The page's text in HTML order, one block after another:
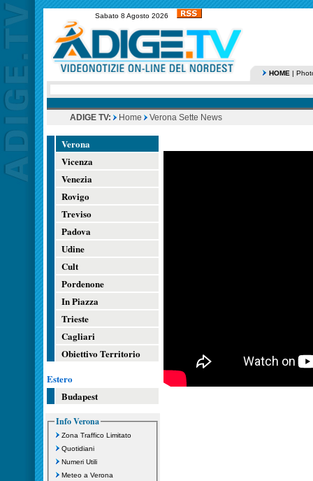
Sabato 8 Agosto 2026
HOME |
ADIGE TV: Home Verona Sette News
Verona
Vicenza
Venezia
Rovigo
Treviso
Padova
Udine
Cult
Pordenone
In Piazza
Trieste
Cagliari
Obiettivo Territorio
Estero
Budapest
Info Verona
Zona Traffico Limitato
Quotidiani
Numeri Utili
Meteo a Verona